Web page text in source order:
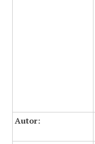
Autor: